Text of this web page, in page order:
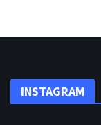
INSTAGRAM